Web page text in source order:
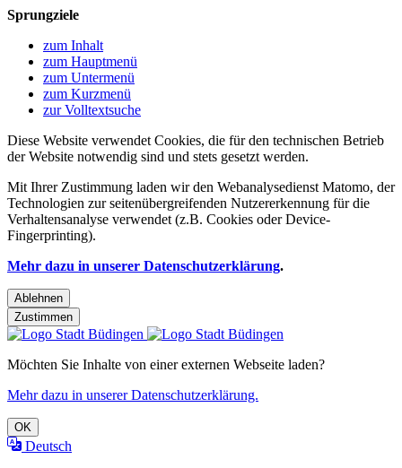
Sprungziele
zum Inhalt
zum Hauptmenü
zum Untermenü
zum Kurzmenü
zur Volltextsuche
Diese Website verwendet Cookies, die für den technischen Betrieb
der Website notwendig sind und stets gesetzt werden.
Mit Ihrer Zustimmung laden wir den Webanalysedienst Matomo, der
Technologien zur seitenübergreifenden Nutzererkennung für die
Verhaltensanalyse verwendet (z.B. Cookies oder Device-
Fingerprinting).
Mehr dazu in unserer Datenschutzerklärung.
Ablehnen
Zustimmen
Möchten Sie Inhalte von einer externen Webseite laden?
Mehr dazu in unserer Datenschutzerklärung.
OK
Deutsch